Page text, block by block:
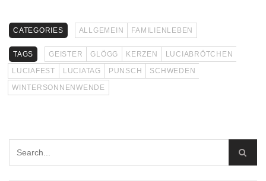
CATEGORIES ALLGEMEIN FAMILIENLEBEN
TAGS GEISTER GLÖGG KERZEN
LUCIABRÖTCHEN
LUCIAFEST
LUCIATAG PUNSCH
SCHWEDEN
WINTERSONNENWENDE